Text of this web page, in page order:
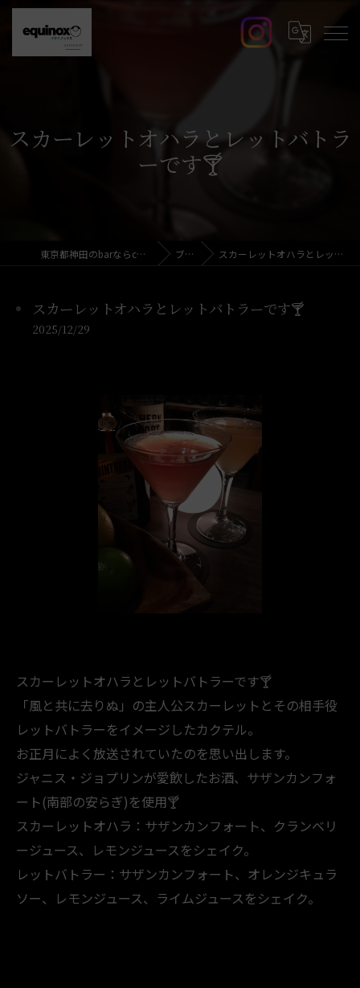
スカーレットオハラとレットバトラ
ーです🍸️
東京都神田のbarならcafe&bar equinox ブログ スカーレットオハラとレットバトラーです🍸️
スカーレットオハラとレットバトラーです🍸️
2025/12/29
スカーレットオハラとレットバトラーです🍸️
「風と共に去りぬ」の主人公スカーレットとその相手役
レットバトラーをイメージしたカクテル。
お正月によく放送されていたのを思い出します。
ジャニス・ジョプリンが愛飲したお酒、サザンカンフォ
ート(南部の安らぎ)を使用🍸️
スカーレットオハラ：サザンカンフォート、クランベリ
ージュース、レモンジュースをシェイク。
レットバトラー：サザンカンフォート、オレンジキュラ
ソー、レモンジュース、ライムジュースをシェイク。